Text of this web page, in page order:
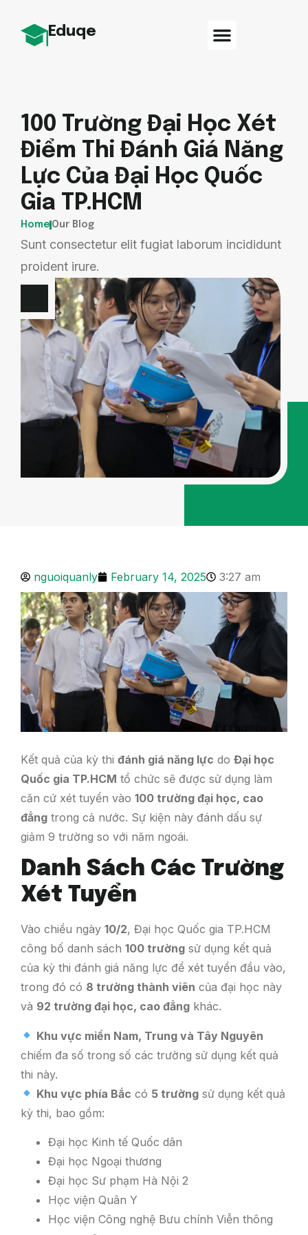
Eduqe
100 Trường Đại Học Xét
Điểm Thi Đánh Giá Năng
Lực Của Đại Học Quốc
Gia TP.HCM
Home Our Blog
Sunt consectetur elit fugiat laborum incididunt
proident irure.
nguoiquanly February 14, 2025 3:27 am
Kết quả của kỳ thi đánh giá năng lực do Đại học
Quốc gia TP.HCM tổ chức sẽ được sử dụng làm
căn cứ xét tuyển vào 100 trường đại học, cao
đẳng trong cả nước. Sự kiện này đánh dấu sự
giảm 9 trường so với năm ngoái.
Danh Sách Các Trường
Xét Tuyển
Vào chiều ngày 10/2, Đại học Quốc gia TP.HCM
công bố danh sách 100 trường sử dụng kết quả
của kỳ thi đánh giá năng lực để xét tuyển đầu vào,
trong đó có 8 trường thành viên của đại học này
và 92 trường đại học, cao đẳng khác.
Khu vực miền Nam, Trung và Tây Nguyên
chiếm đa số trong số các trường sử dụng kết quả
thi này.
Khu vực phía Bắc có 5 trường sử dụng kết quả
kỳ thi, bao gồm:
Đại học Kinh tế Quốc dân
Đại học Ngoại thương
Đại học Sư phạm Hà Nội 2
Học viện Quân Y
Học viện Công nghệ Bưu chính Viễn thông